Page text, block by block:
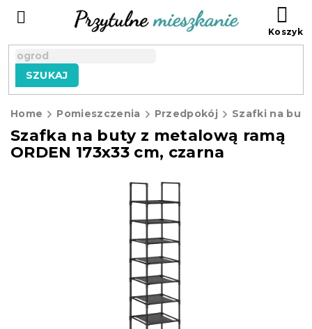
SZUKAJ
Home Pomieszczenia Przedpokój Szafki na buty
Szafka na buty z metalową ramą
ORDEN 173x33 cm, czarna